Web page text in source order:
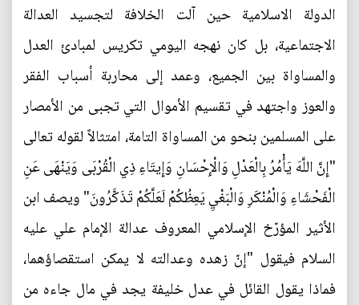
الدولة الاسلامية حين آلت الخلافة لتجسيد العدالة
الاجتماعية، بل كان نهجه اليومي تكريس لمبادئ العدل
والمساواة بين الجميع، وعمد إلى محاربة أسباب الفقر
والعوز واجتهد في تقسيم الأموال التي تجبى من الأمصار
على المسلمين بنحو من المساواة التامة، امتثالاً لقوله تعالى
"إِنَّ اللَّهَ يَأْمُرُ بِالْعَدْلِ وَالْإِحْسَانِ وَإِيتَاءِ ذِي الْقُرْبَى وَيَنْهَى عَنِ
الْفَحْشَاءِ وَالْمُنْكَرِ وَالْبَغْيِ يَعِظُكُمْ لَعَلَّكُمْ تَذَكَّرُونَ" ويصف ابن
الأثير المؤرّخ الإسلامي المعروف عدالة الإمام علي عليه
السلام فيقول "إنّ زهده وعدالته لا يمكن استقصاؤهما،
فماذا يقول القائل في عدل خليفة يجد في مال جاءه من